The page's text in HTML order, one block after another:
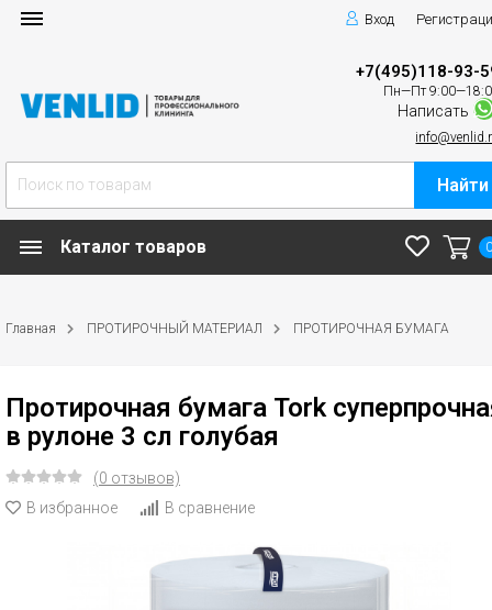
Вход
+7(495)118-93-
Пн—Пт
Написать
Найти
Каталог товаров
Главная ПРОТИРОЧНЫЙ МАТЕРИАЛ ПРОТИРОЧНАЯ БУМАГА
Протирочная бумага Tork
в рулоне 3 сл голубая
(0 отзывов)
В избранное
В сравнение